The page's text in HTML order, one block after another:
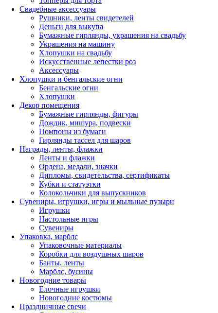
Свадебные аксессуары
Рушники, ленты свидетелей
Деньги для выкупа
Бумажные гирлянды, украшения на свадьбу
Украшения на машину
Хлопушки на свадьбу
Искусственные лепестки роз
Аксессуары
Хлопушки и бенгальские огни
Бенгальские огни
Хлопушки
Декор помещения
Бумажные гирлянды, фигуры
Дождик, мишура, подвески
Помпоны из бумаги
Гирлянды тассел для шаров
Награды, ленты, флажки
Ленты и флажки
Ордена, медали, значки
Дипломы, свидетельства, сертификаты
Кубки и статуэтки
Колокольчики для выпускников
Сувениры, игрушки, игры и мыльные пузыри
Игрушки
Настольные игры
Сувениры
Упаковка, марблс
Упаковочные материалы
Коробки для воздушных шаров
Банты, ленты
Марблс, бусины
Новогодние товары
Елочные игрушки
Новогодние костюмы
Праздничные свечи